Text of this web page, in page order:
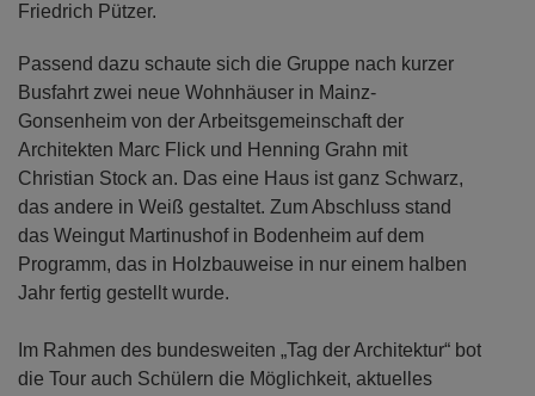
Friedrich Pützer.
Passend dazu schaute sich die Gruppe nach kurzer
Busfahrt zwei neue Wohnhäuser in Mainz-
Gonsenheim von der Arbeitsgemeinschaft der
Architekten Marc Flick und Henning Grahn mit
Christian Stock an. Das eine Haus ist ganz Schwarz,
das andere in Weiß gestaltet. Zum Abschluss stand
das Weingut Martinushof in Bodenheim auf dem
Programm, das in Holzbauweise in nur einem halben
Jahr fertig gestellt wurde.
Im Rahmen des bundesweiten „Tag der Architektur“ bot
die Tour auch Schülern die Möglichkeit, aktuelles